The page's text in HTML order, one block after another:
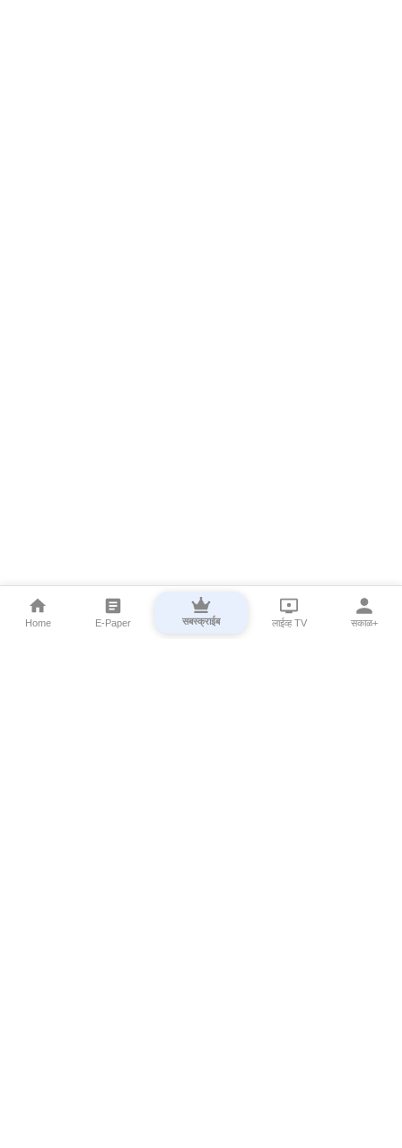
Home E-Paper सबस्क्राईब लाईव्ह TV सकाळ+